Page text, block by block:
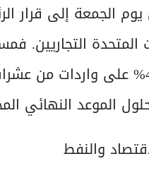
يوم الجمعة إلى
التجاريين.
يفرض رسوماً تتراوح بين 10%
الموعد النهائي
والنفط